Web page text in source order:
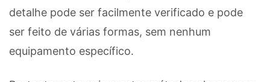
detalhe pode ser facilmente verificado e pode
ser feito de várias formas, sem nenhum
equipamento específico.